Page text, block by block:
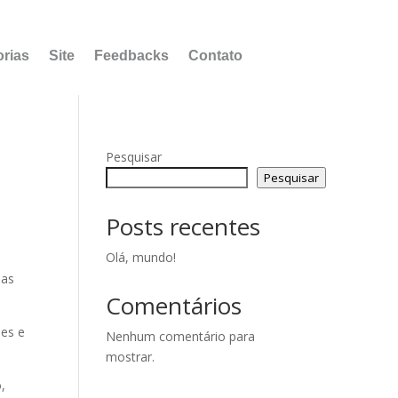
Site Feedbacks Contato
e
Pesquisar
Pesquisar
Posts recentes
Olá, mundo!
Comentários
Nenhum comentário para
mostrar.